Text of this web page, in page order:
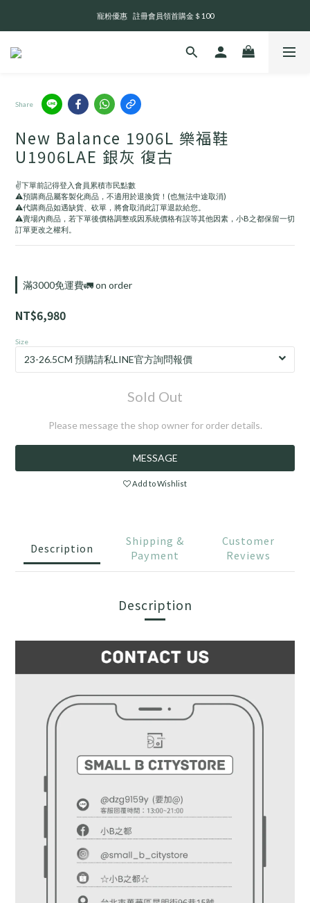
全 館 消 費 滿 三 千 免 運 費 🤘🏻
寵粉優惠    註冊會員領首購金＄100
Service Time:13:00-21:00
Share
New Balance 1906L 樂福鞋
U1906LAE 銀灰 復古
✌️下單前記得登入會員累積市民點數
⚠️預購商品屬客製化商品，不適用於退換貨！(也無法中途取消)
⚠️代購商品如遇缺貨、砍單，將會取消此訂單退款給您。
⚠️賣場內商品，若下單後價格調整或因系統價格有誤等其他因素，小B之都保留一切
訂單更改之權利。
滿3000免運費🚛 on order
NT$6,980
Size
Sold Out
Please message the shop owner for order details.
MESSAGE
Add to Wishlist
Description
Shipping &
Payment
Customer
Reviews
Description